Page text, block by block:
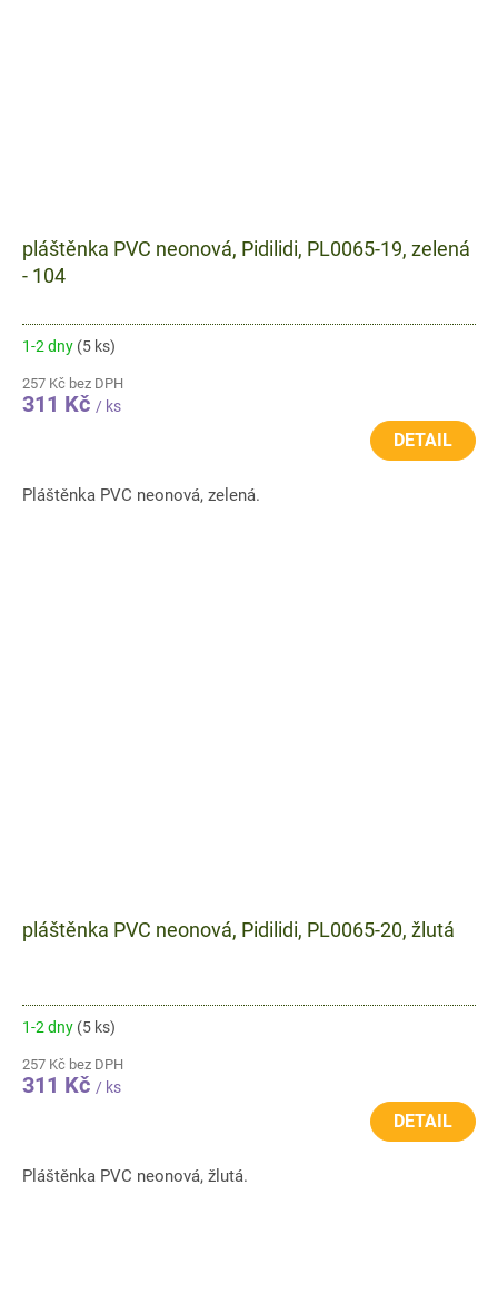
pláštěnka PVC neonová, Pidilidi, PL0065-19, zelená
- 104
1-2 dny (5 ks)
257 Kč bez DPH
311 Kč / ks
DETAIL
Pláštěnka PVC neonová, zelená.
pláštěnka PVC neonová, Pidilidi, PL0065-20, žlutá
1-2 dny (5 ks)
257 Kč bez DPH
311 Kč / ks
DETAIL
Pláštěnka PVC neonová, žlutá.